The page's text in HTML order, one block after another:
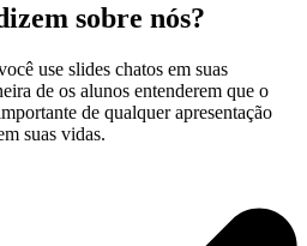
sobre nós?
use slides chatos em suas
de os alunos entenderem que o
de qualquer apresentação
suas vidas.